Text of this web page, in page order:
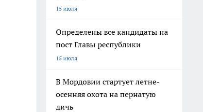
15 июля
Определены все кандидаты на
пост Главы республики
15 июля
В Мордовии стартует летне-
осенняя охота на пернатую
дичь